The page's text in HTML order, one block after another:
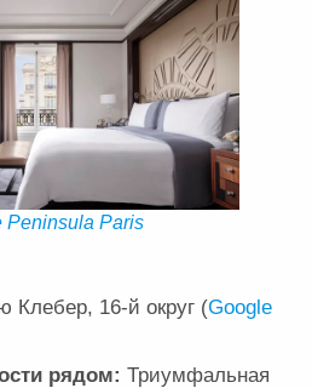
Peninsula Paris
Клебер, 16-й округ (Google
рядом: Триумфальная